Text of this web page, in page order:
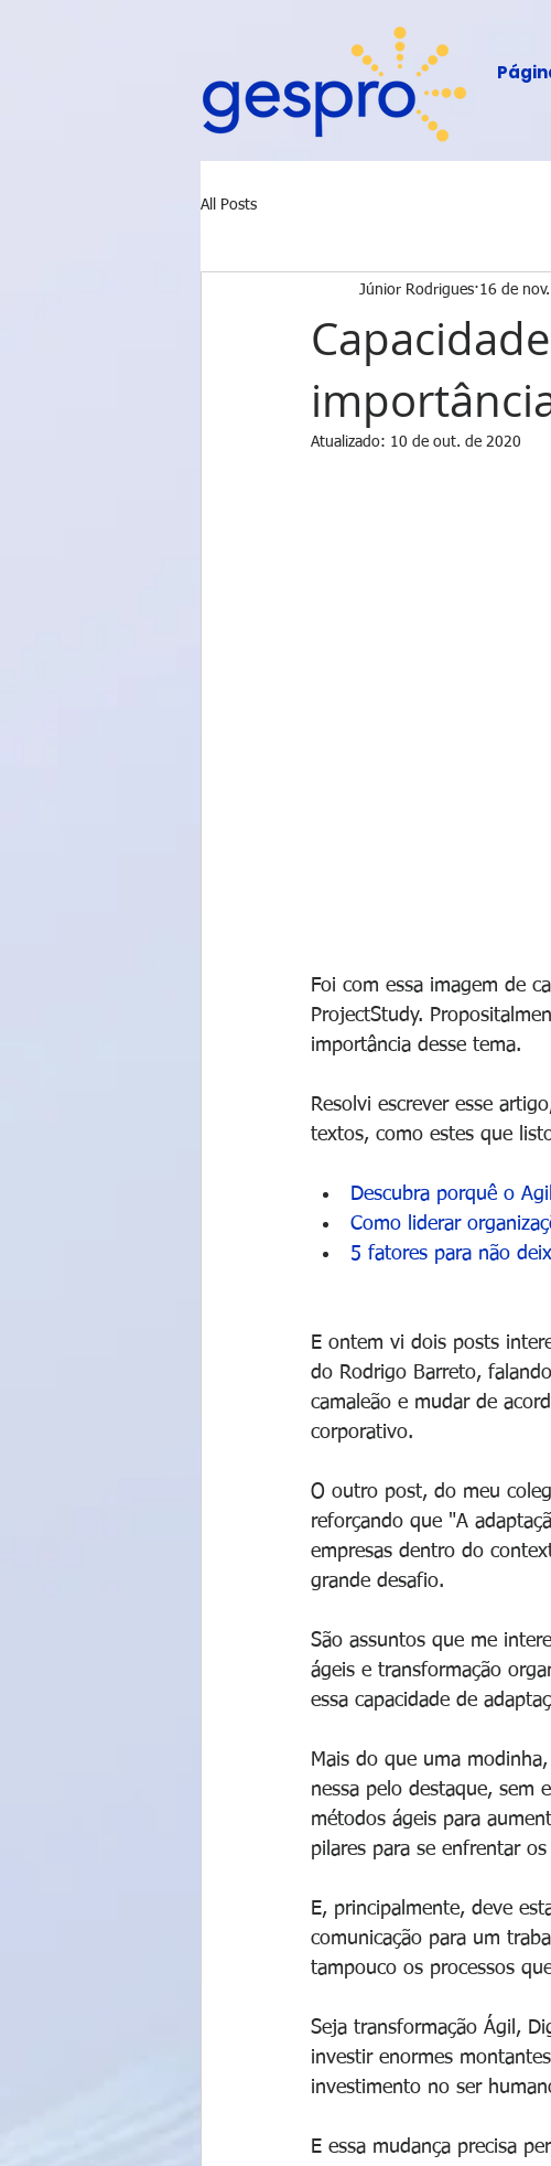
All Posts
Júnior Rodrigues 16 de
Atualizado: 10 de out. de 2020
Foi com essa imagem de
ProjectStudy.
importância desse tema.
Resolvi escrever esse
textos, como estes que
Descubra porquê o
Como liderar
5 fatores para não
E ontem vi dois posts
do Rodrigo Barreto,
camaleão e mudar de
corporativo.
O outro post, do meu
reforçando que "A
empresas dentro do
grande desafio.
São assuntos que me
ágeis e transformação
essa capacidade de
Mais do que uma
nessa pelo destaque, sem
métodos ágeis para
pilares para se enfrentar
E, principalmente, deve
comunicação para um
tampouco os processos
Seja transformação Ágil,
investir enormes
investimento no ser
E essa mudança precisa